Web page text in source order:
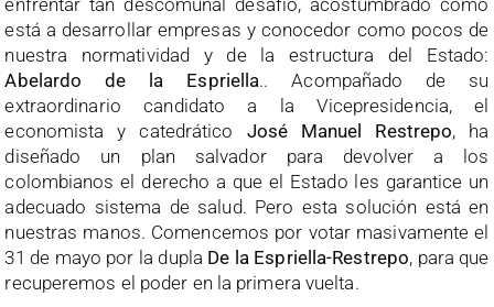
está a desarrollar empresas y conocedor como pocos de
nuestra normatividad y de la estructura del Estado:
Abelardo de la Espriella.. Acompañado de su
extraordinario candidato a la Vicepresidencia, el
economista y catedrático José Manuel Restrepo, ha
diseñado un plan salvador para devolver a los
colombianos el derecho a que el Estado les garantice un
adecuado sistema de salud. Pero esta solución está en
nuestras manos. Comencemos por votar masivamente el
31 de mayo por la dupla De la Espriella-Restrepo, para que
recuperemos el poder en la primera vuelta.